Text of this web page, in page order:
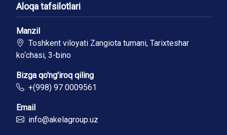
Aloqa tafsilotlari
Manzil
Toshkent viloyati Zangiota tumani, Tarixteshar
ko‘chasi, 3-bino
Bizga qo'ng'iroq qiling
+(998) 97 0009561
Email
info@akelagroup.uz